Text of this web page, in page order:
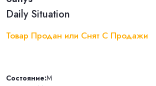
Daily Situation
Товар Продан или Снят С Продажи
Состояние:M